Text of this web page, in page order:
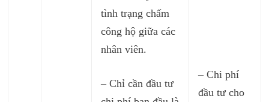
tình trạng chấm
công hộ giữa các
nhân viên.
– Chỉ cần đầu tư
– Chi phí
đầu tư cho